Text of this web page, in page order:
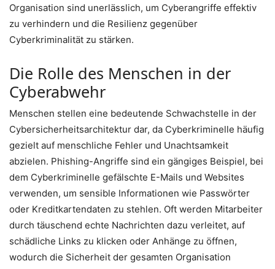
Organisation sind unerlässlich, um Cyberangriffe effektiv
zu verhindern und die Resilienz gegenüber
Cyberkriminalität zu stärken.
Die Rolle des Menschen in der
Cyberabwehr
Menschen stellen eine bedeutende Schwachstelle in der
Cybersicherheitsarchitektur dar, da Cyberkriminelle häufig
gezielt auf menschliche Fehler und Unachtsamkeit
abzielen. Phishing-Angriffe sind ein gängiges Beispiel, bei
dem Cyberkriminelle gefälschte E-Mails und Websites
verwenden, um sensible Informationen wie Passwörter
oder Kreditkartendaten zu stehlen. Oft werden Mitarbeiter
durch täuschend echte Nachrichten dazu verleitet, auf
schädliche Links zu klicken oder Anhänge zu öffnen,
wodurch die Sicherheit der gesamten Organisation